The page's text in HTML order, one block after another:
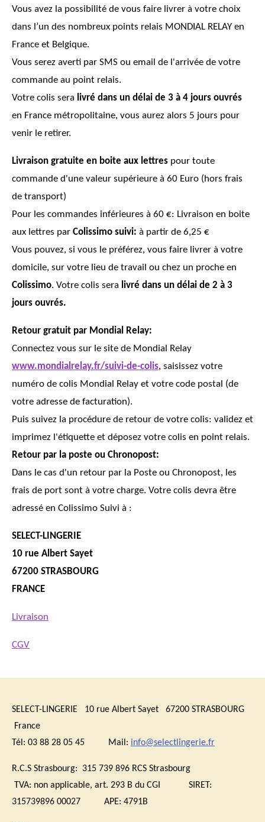
Vous avez la possibilité de vous faire livrer à votre choix
dans l’un des nombreux points relais MONDIAL RELAY en
France et Belgique.
Vous serez averti par SMS ou email de l'arrivée de votre
commande au point relais.
Votre colis sera livré dans un délai de 3 à 4 jours ouvrés
en France métropolitaine, vous aurez alors 5 jours pour
venir le retirer.
Livraison gratuite en boite aux lettres pour toute
commande d'une valeur supérieure à 60 Euro (hors frais
de transport)
Pour les commandes inférieures à 60 €: Livraison en boite
aux lettres par Colissimo suivi: à partir de 6,25 €
Vous pouvez, si vous le préférez, vous faire livrer à votre
domicile, sur votre lieu de travail ou chez un proche en
Colissimo. Votre colis sera livré dans un délai de 2 à 3
jours ouvrés.
Retour gratuit par Mondial Relay:
Connectez vous sur le site de Mondial Relay
www.mondialrelay.fr/suivi-de-colis, saisissez votre
numéro de colis Mondial Relay et votre code postal (de
votre adresse de facturation).
Puis suivez la procédure de retour de votre colis: validez et
imprimez l'étiquette et déposez votre colis en point relais.
Retour par la poste ou Chronopost:
Dans le cas d'un retour par la Poste ou Chronopost, les
frais de port sont à votre charge. Votre colis devra être
adressé en Colissimo Suivi à :
SELECT-LINGERIE
10 rue Albert Sayet
67200 STRASBOURG
FRANCE
Livraison
CGV
SELECT-LINGERIE 10 rue Albert Sayet 67200 STRASBOURG
France
Tél: 03 88 28 05 45 Mail: info@selectlingerie.fr
R.C.S Strasbourg: 315 739 896 RCS Strasbourg
TVA: non applicable, art. 293 B du CGI
SIRET:
315739896 00027 APE: 4791B